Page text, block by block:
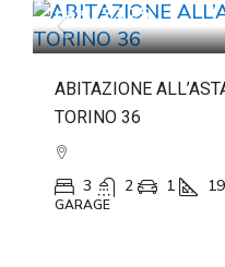
da€72.225
ABITAZIONE
TORINO 36
3 2 1
GARAGE